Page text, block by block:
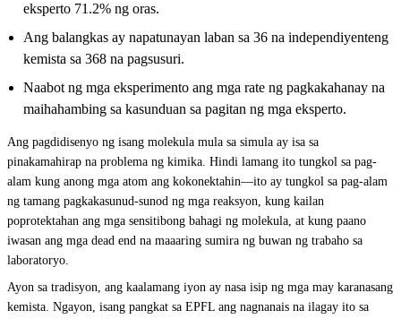
eksperto 71.2% ng oras.
Ang balangkas ay napatunayan laban sa 36 na independiyenteng
kemista sa 368 na pagsusuri.
Naabot ng mga eksperimento ang mga rate ng pagkakahanay na
maihahambing sa kasunduan sa pagitan ng mga eksperto.
Ang pagdidisenyo ng isang molekula mula sa simula ay isa sa
pinakamahirap na problema ng kimika. Hindi lamang ito tungkol sa pag-
alam kung anong mga atom ang kokonektahin—ito ay tungkol sa pag-alam
ng tamang pagkakasunud-sunod ng mga reaksyon, kung kailan
poprotektahan ang mga sensitibong bahagi ng molekula, at kung paano
iwasan ang mga dead end na maaaring sumira ng buwan ng trabaho sa
laboratoryo.
Ayon sa tradisyon, ang kaalamang iyon ay nasa isip ng mga may karanasang
kemista. Ngayon, isang pangkat sa EPFL ang nagnanais na ilagay ito sa